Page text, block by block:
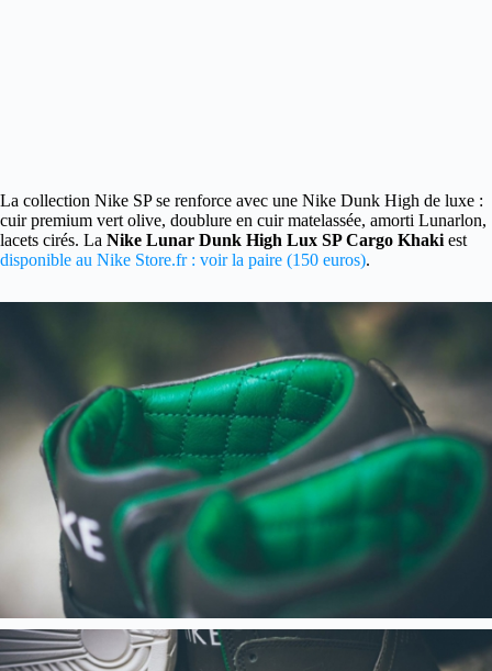
La collection Nike SP se renforce avec une Nike Dunk High de luxe :
cuir premium vert olive, doublure en cuir matelassée, amorti Lunarlon,
lacets cirés. La Nike Lunar Dunk High Lux SP Cargo Khaki est
disponible au Nike Store.fr : voir la paire (150 euros).